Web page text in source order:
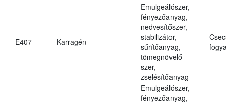
E407 Karragén
Emulgeálószer,
fényezőanyag,
nedvesítőszer,
stabilizátor,
sűrítőanyag,
tömegnövelő
szer,
zselésítőanyag
Emulgeálószer,
fényezőanyag,